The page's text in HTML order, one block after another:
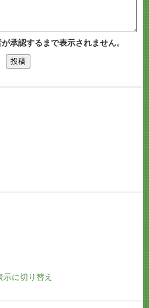
承認するまで表示されません。
示に切り替え